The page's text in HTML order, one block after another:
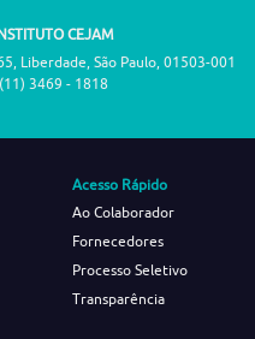
CEJAM
Liberdade, São Paulo, 01503-001
(11) 3469 - 1818
Acesso Rápido
Ao Colaborador
Fornecedores
Processo Seletivo
Transparência